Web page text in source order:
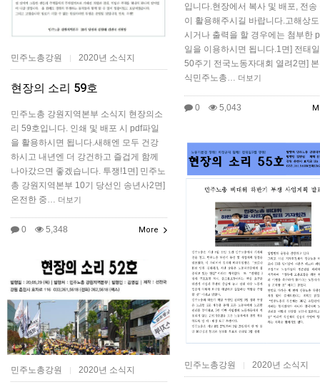
민주노총강원 2020년 소식지
현장의 소리 59호
민주노총 강원지역본부 소식지 현장의소
리 59호입니다. 인쇄 및 배포 시 pdf파일
을 활용하시면 됩니다.새해엔 모두 건강
하시고 내년엔 더 강건하고 즐겁게 함께
나아갔으면 좋겠습니다. 투쟁!1면] 민주노
총 강원지역본부 10기 당선인 송년사2면]
온전한 중… 더보기
0 5,348 More
입니다.현장에서 복사 및 배포, 전송
이 활용해주시길 바랍니다.고해상
시거나 출력을 할 경우에는 첨부한
일을 이용하시면 됩니다.1면] 전태
50주기 전국노동자대회 열려2면]
식민주노총… 더보기
0 5,043
민주노총강원 | 2020년 소식지
민주노총강원 | 2020년 소식지